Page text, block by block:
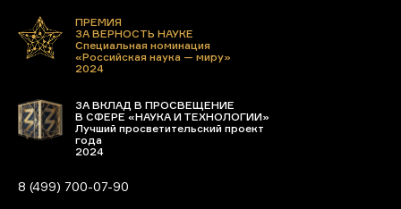
ПРЕМИЯ
ЗА ВЕРНОСТЬ НАУКЕ
Специальная номинация
«Российская наука — миру»
2024
ЗА ВКЛАД В ПРОСВЕЩЕНИЕ
В СФЕРЕ «НАУКА И ТЕХНОЛОГИИ»
Лучший просветительский проект
года
2024
8 (499) 700-07-90